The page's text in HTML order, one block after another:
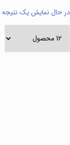
در حال نمایش یک نتیجه